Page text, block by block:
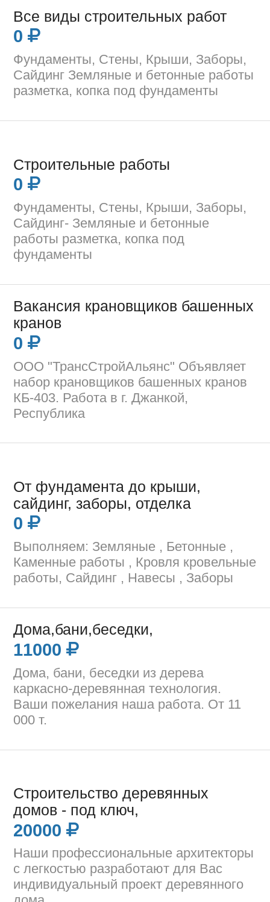
Все виды строительных работ
0
Фундаменты, Стены, Крыши, Заборы,
Сайдинг Земляные и бетонные работы
разметка, копка под фундаменты
Строительные работы
0
Фундаменты, Стены, Крыши, Заборы,
Сайдинг- Земляные и бетонные
работы разметка, копка под
фундаменты
Вакансия крановщиков башенных
кранов
0
ООО "ТрансСтройАльянс" Объявляет
набор крановщиков башенных кранов
КБ-403. Работа в г. Джанкой,
Республика
От фундамента до крыши,
сайдинг, заборы, отделка
0
Выполняем: Земляные , Бетонные ,
Каменные работы , Кровля кровельные
работы, Сайдинг , Навесы , Заборы
Дома,бани,беседки,
11000
Дома, бани, беседки из дерева
каркасно-деревянная технология.
Ваши пожелания наша работа. От 11
000 т.
Строительство деревянных
домов - под ключ,
20000
Наши профессиональные архитекторы
с легкостью разработают для Вас
индивидуальный проект деревянного